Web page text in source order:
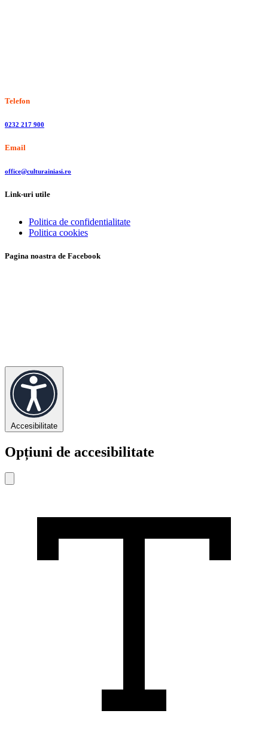
Telefon
0232 217 900
Email
office@culturainiasi.ro
Link-uri utile
Politica de confidentialitate
Politica cookies
Pagina noastra de Facebook
Accesibilitate
Opțiuni de accesibilitate